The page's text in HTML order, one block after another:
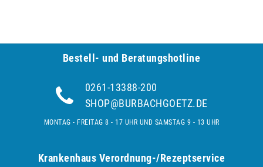
Bestell- und Be­ra­tungs­hot­line
0261-13388-200
SHOP@BURBACHGOETZ.DE
MONTAG - FREITAG 8 - 17 UHR UND SAMSTAG 9 - 13 UHR
Krankenhaus Verordnung-/Rezeptservice